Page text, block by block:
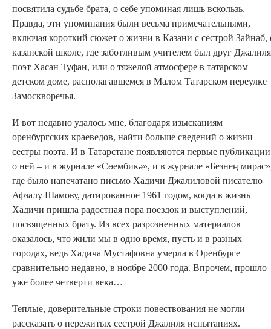
посвятила судьбе брата, о себе упоминая лишь вскользь.
Правда, эти упоминания были весьма примечательными,
включая короткий сюжет о жизни в Казани с сестрой Зайнаб,
казанской школе, где заботливым учителем был друг Джалиля
поэт Хасан Туфан, или о тяжелой атмосфере в татарском
детском доме, располагавшемся в Малом Татарском переулке
Замоскворечья.
И вот недавно удалось мне, благодаря изысканиям
оренбургских краеведов, найти больше сведений о жизни
сестры поэта. И в Татарстане появляются первые публикации
о ней – и в журнале «Сөембикә», и в журнале «Безнең
где было напечатано письмо Хадичи Джалиловой писателю
Афзалу Шамову, датированное 1961 годом, когда в жизнь
Хадичи пришла радостная пора поездок и выступлений,
посвященных брату. Из всех разрозненных материалов
оказалось, что жили мы в одно время, пусть и в разных
городах, ведь Хадича Мустафовна умерла в Оренбурге
сравнительно недавно, в ноябре 2000 года. Впрочем, прошло
уже более четверти века…
Теплые, доверительные строки повествования не могли
рассказать о пережитых сестрой Джалиля испытаниях.